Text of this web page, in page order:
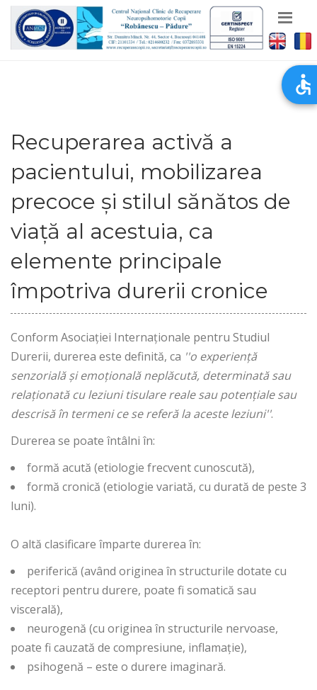
Recuperarea activă a
pacientului, mobilizarea
precoce și stilul sănătos de
viață al acestuia, ca
elemente principale
împotriva durerii cronice
Conform Asociației Internaționale pentru Studiul
Durerii, durerea este definită, ca ''o experiență
senzorială și emoțională neplăcută, determinată sau
relaționată cu leziuni tisulare reale sau potențiale sau
descrisă în termeni ce se referă la aceste leziuni''.
Durerea se poate întâlni în:
formă acută (etiologie frecvent cunoscută),
formă cronică (etiologie variată, cu durată de peste 3
luni).
O altă clasificare împarte durerea în:
periferică (având originea în structurile dotate cu
receptori pentru durere, poate fi somatică sau
viscerală),
neurogenă (cu originea în structurile nervoase,
poate fi cauzată de compresiune, inflamație),
psihogenă – este o durere imaginară.